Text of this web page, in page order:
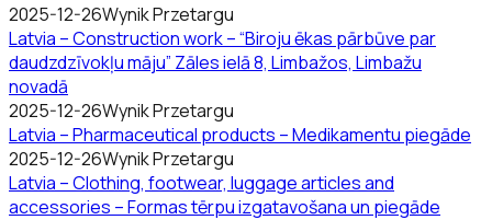
2025-12-26Wynik Przetargu
Latvia – Construction work – “Biroju ēkas pārbūve par
daudzdzīvokļu māju” Zāles ielā 8, Limbažos, Limbažu
novadā
2025-12-26Wynik Przetargu
Latvia – Pharmaceutical products – Medikamentu piegāde
2025-12-26Wynik Przetargu
Latvia – Clothing, footwear, luggage articles and
accessories – Formas tērpu izgatavošana un piegāde